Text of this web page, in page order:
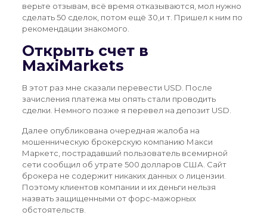
верьте отзывам, всё время отказываются, мол нужно
сделать 50 сделок, потом ещё 30,и т. Пришел к ним по
рекомендации знакомого.
Открыть счет в
MaxiMarkets
В этот раз мне сказали перевести USD. После
зачисления платежа мы опять стали проводить
сделки. Немного позже я перевел на депозит USD.
Далее опубликована очередная жалоба на
мошенническую брокерскую компанию Макси
Маркетс, пострадавший пользователь всемирной
сети сообщил об утрате 500 долларов США. Сайт
брокера не содержит никаких данных о лицензии.
Поэтому клиентов компании и их деньги нельзя
назвать защищенными от форс-мажорных
обстоятельств.